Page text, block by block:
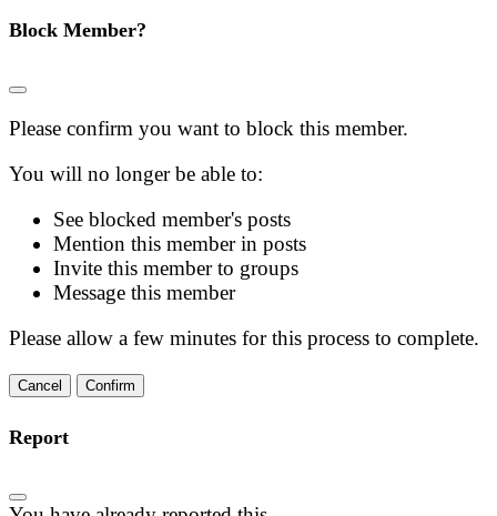
Block Member?
Please confirm you want to block this member.
You will no longer be able to:
See blocked member's posts
Mention this member in posts
Invite this member to groups
Message this member
Please allow a few minutes for this process to complete.
Confirm
Report